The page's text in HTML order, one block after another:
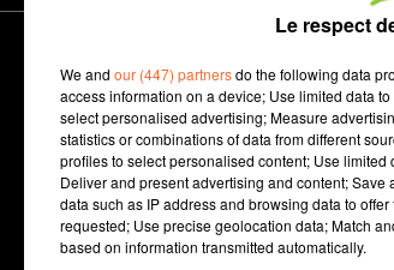
Basket, le podcast »
son rapport avec
raisons de son
Ensuite, c’est
entraîneur
Semaine des As -
Cholet. Il raconte
Claude Marquis ou
Nando De Colo. Et
Le respect
We and our (447) partnersdo the following data
access information on a device; Use limited data
select personalised advertising; Measure
statistics or combinations of data from different
profiles to select personalised content; Use
Deliver and present advertising and content;
data such as IP address and browsing data to
requested; Use precise geolocation data; Match
based on information transmitted automatically.